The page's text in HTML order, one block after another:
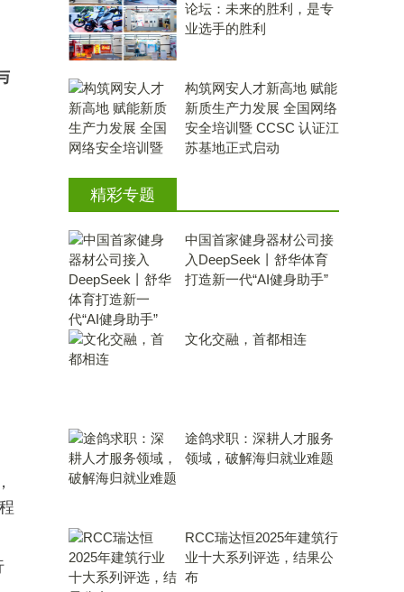
论坛：未来的胜利，是专
业选手的胜利
构筑网安人才新高地 赋能
新质生产力发展 全国网络
安全培训暨 CCSC 认证江
苏基地正式启动
精彩专题
中国首家健身器材公司接
入DeepSeek丨舒华体育
打造新一代“AI健身助手”
文化交融，首都相连
途鸽求职：深耕人才服务
领域，破解海归就业难题
RCC瑞达恒2025年建筑行
业十大系列评选，结果公
布